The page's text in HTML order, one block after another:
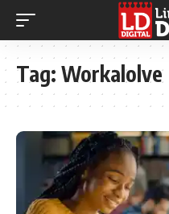
Tag: Workalolve